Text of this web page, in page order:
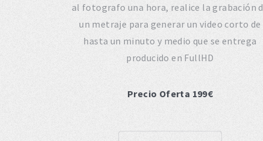
al fotografo una hora, realice la grabación
un metraje para generar un video corto de
hasta un minuto y medio que se entrega
producido en FullHD
Precio Oferta 199€